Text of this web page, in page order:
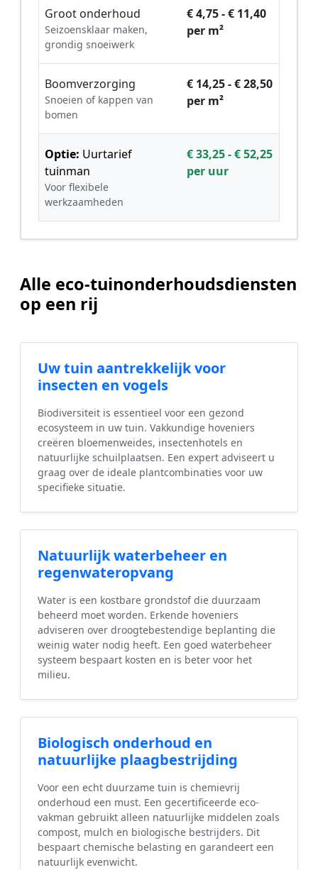
Groot onderhoud
Seizoensklaar maken,
grondig snoeiwerk
€ 4,75 - € 11,40
per m²
Boomverzorging
Snoeien of kappen van
bomen
€ 14,25 - € 28,50
per m²
Optie: Uurtarief
tuinman
Voor flexibele
werkzaamheden
€ 33,25 - € 52,25
per uur
Alle eco-tuinonderhoudsdiensten
op een rij
Uw tuin aantrekkelijk voor
insecten en vogels
Biodiversiteit is essentieel voor een gezond
ecosysteem in uw tuin. Vakkundige hoveniers
creëren bloemenweides, insectenhotels en
natuurlijke schuilplaatsen. Een expert adviseert u
graag over de ideale plantcombinaties voor uw
specifieke situatie.
Natuurlijk waterbeheer en
regenwateropvang
Water is een kostbare grondstof die duurzaam
beheerd moet worden. Erkende hoveniers
adviseren over droogtebestendige beplanting die
weinig water nodig heeft. Een goed waterbeheer
systeem bespaart kosten en is beter voor het
milieu.
Biologisch onderhoud en
natuurlijke plaagbestrijding
Voor een echt duurzame tuin is chemievrij
onderhoud een must. Een gecertificeerde eco-
vakman gebruikt alleen natuurlijke middelen zoals
compost, mulch en biologische bestrijders. Dit
bespaart chemische belasting en garandeert een
natuurlijk evenwicht.